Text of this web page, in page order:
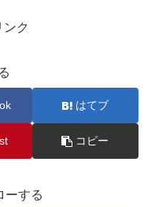
ク
はてブ
コピー
ーする